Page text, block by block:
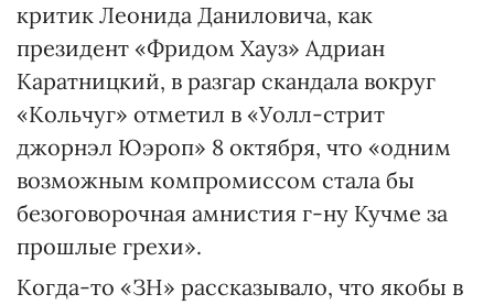
критик Леонида Даниловича, как
президент «Фридом Хауз» Адриан
Каратницкий, в разгар скандала вокруг
«Кольчуг» отметил в «Уолл-стрит
джорнэл Юэроп» 8 октября, что «одним
возможным компромиссом стала бы
безоговорочная амнистия г-ну Кучме за
прошлые грехи».
Когда-то «ЗН» рассказывало, что якобы в